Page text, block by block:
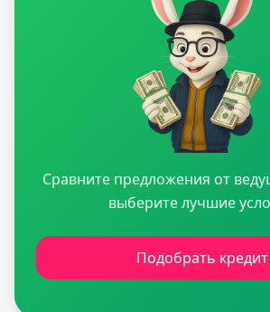
Сравните предложения от
выберите лучшие
Подобрать кредит